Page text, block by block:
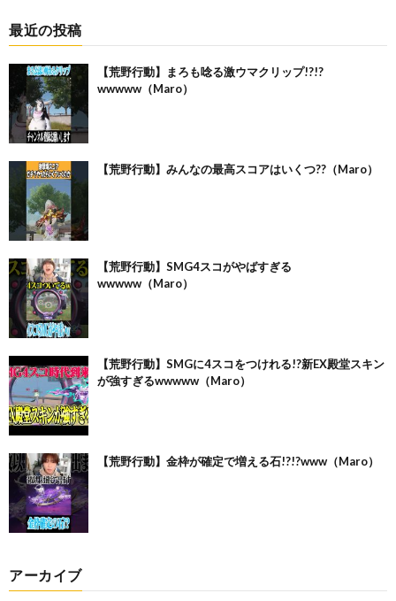
最近の投稿
【荒野行動】まろも唸る激ウマクリップ!?!?
wwwww（Maro）
【荒野行動】みんなの最高スコアはいくつ??（Maro）
【荒野行動】SMG4スコがやばすぎる
wwwww（Maro）
【荒野行動】SMGに4スコをつけれる!?新EX殿堂スキン
が強すぎるwwwww（Maro）
【荒野行動】金枠が確定で増える石!?!?www（Maro）
アーカイブ